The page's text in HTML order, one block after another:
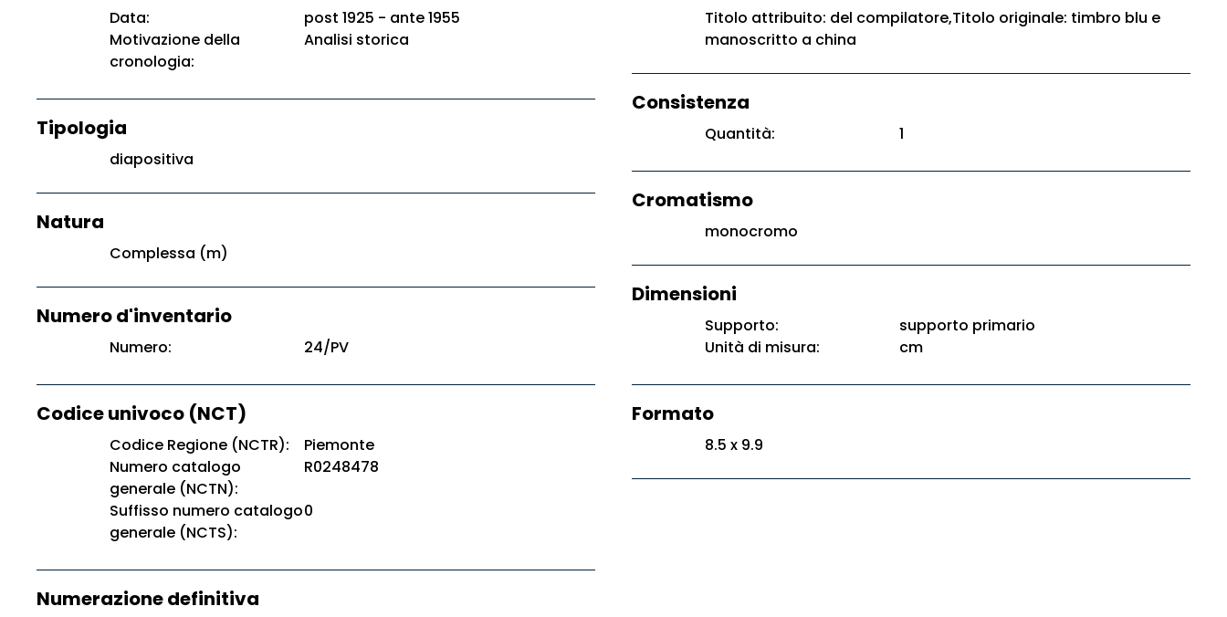
Data:
post 1925 - ante 1955
Motivazione della
cronologia:
Analisi storica
Tipologia
diapositiva
Natura
Complessa (m)
Numero d'inventario
Numero: 24/PV
Codice univoco (NCT)
Codice Regione (NCTR):
Piemonte
Numero catalogo
generale (NCTN):
R0248478
Suffisso numero catalogo
generale (NCTS):
0
Numerazione definitiva
Titolo attribuito: del compilatore,Titolo originale: timbro blu e
manoscritto a china
Consistenza
Quantità: 1
Cromatismo
monocromo
Dimensioni
Supporto:
supporto primario
Unità di misura:
cm
Formato
8.5 x 9.9